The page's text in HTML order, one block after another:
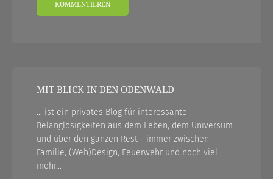
MIT BLICK IN DEN ODENWALD
... ist ein privates Blog für interessante
Belanglosigkeiten aus dem Leben, dem Universum
und über den ganzen Rest - immer zwischen
Familie, (Web)Design, Feuerwehr und noch viel
mehr...